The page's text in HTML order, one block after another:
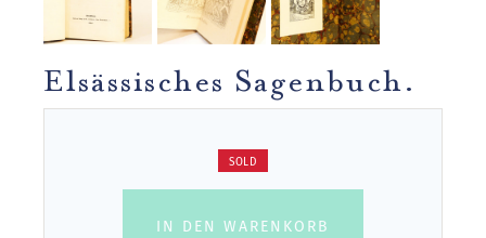
Elsässisches Sagenbuch.
SOLD
IN DEN WARENKORB